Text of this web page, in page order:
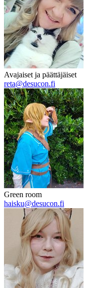
Avajaiset ja päättäjäiset
reta@desucon.fi
Green room
haisku@desucon.fi